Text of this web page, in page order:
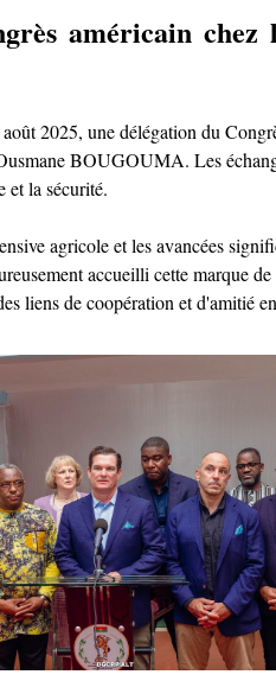
américain chez
2025, une délégation du
BOUGOUMA. Les
et la sécurité.
agricole et les avancées
accueilli cette marque
liens de coopération et d'amitié